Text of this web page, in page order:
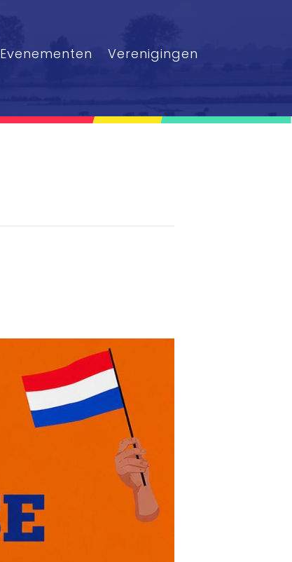
Evenementen Verenigingen